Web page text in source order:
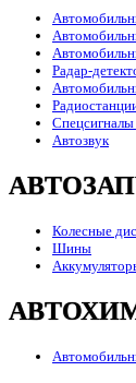
Радар-
Автозвук
Колесные
Шины